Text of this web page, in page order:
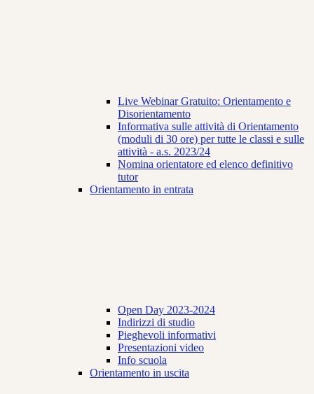
Live Webinar Gratuito: Orientamento e
Disorientamento
Informativa sulle attività di Orientamento
(moduli di 30 ore) per tutte le classi e sulle
attività - a.s. 2023/24
Nomina orientatore ed elenco definitivo
tutor
Orientamento in entrata
Open Day 2023-2024
Indirizzi di studio
Pieghevoli informativi
Presentazioni video
Info scuola
Orientamento in uscita